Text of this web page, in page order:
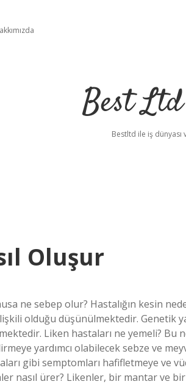
Best
Bestltd ile iş dünyası
Oluşur
ne sebep olur? Hastalığın kesin
olduğu düşünülmektedir. Genetik
Liken hastaları ne yemeli? Bu
yardımcı olabilecek sebze ve
gibi semptomları hafifletmeye ve
nasıl ürer? Likenler, bir mantar ve